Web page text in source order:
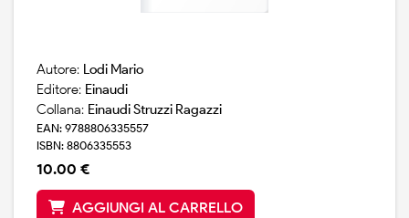
Autore: Lodi Mario
Editore: Einaudi
Collana: Einaudi Struzzi Ragazzi
EAN: 9788806335557
ISBN: 8806335553
10.00 €
AGGIUNGI AL CARRELLO